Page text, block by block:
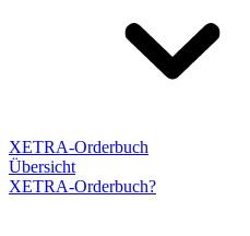
XETRA-Orderbuch
Übersicht
XETRA-Orderbuch?